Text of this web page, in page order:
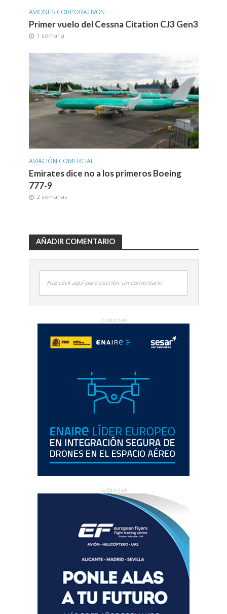
AVIONES CORPORATIVOS
Primer vuelo del Cessna Citation CJ3 Gen3
1 semana
AVIACIÓN COMERCIAL
Emirates dice no a los primeros Boeing
777-9
2 semanas
AÑADIR COMENTARIO
Haz click aquí para escribir un comentario